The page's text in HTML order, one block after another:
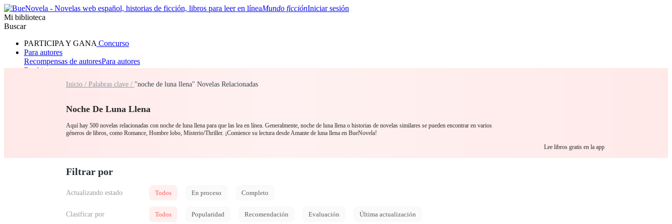
Mundo ficciónIniciar sesión
Mi biblioteca
Buscar
PARTICIPA Y GANA Concurso
Para autores
Recompensas de autoresPara autores
Ranking
RomanceHombre loboMafiaSistema
Inicio / Palabras clave / "noche de luna llena" Novelas Relacionadas
Noche De Luna Llena
Aquí hay 500 novelas relacionadas con noche de luna llena para que las lea en línea. Generalmente, noche de luna llena o historias de novelas similares se pueden encontrar en varios
géneros de libros, como Romance, Hombre lobo, Misterio/Thriller. ¡Comience su lectura desde Amante de luna llena en BueNovela!
Lee libros gratis en la app
Filtrar por
Actualizando estado Todos En proceso Completo
Clasificar por Todos Popularidad Recomendación Evaluación Última actualización